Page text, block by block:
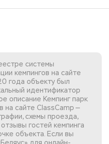
системы
кемпингов на сайте
года объекту был
идентификатор
описание Кемпинг парк
на сайте ClassCamp —
схемы проезда,
гостей кемпинга
объекта. Если вы